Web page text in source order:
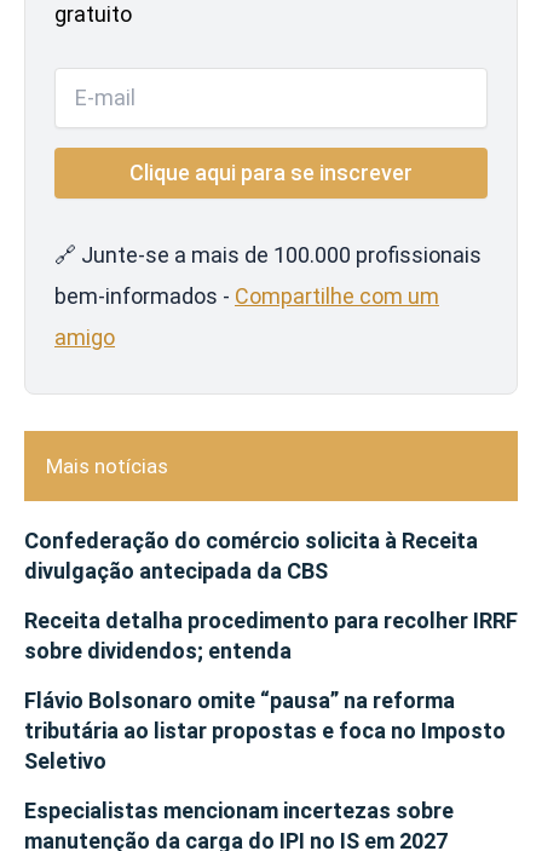
gratuito
🔗 Junte-se a mais de 100.000 profissionais
bem-informados - Compartilhe com um
amigo
Mais notícias
Confederação do comércio solicita à Receita
divulgação antecipada da CBS
Receita detalha procedimento para recolher IRRF
sobre dividendos; entenda
Flávio Bolsonaro omite “pausa” na reforma
tributária ao listar propostas e foca no Imposto
Seletivo
Especialistas mencionam incertezas sobre
manutenção da carga do IPI no IS em 2027